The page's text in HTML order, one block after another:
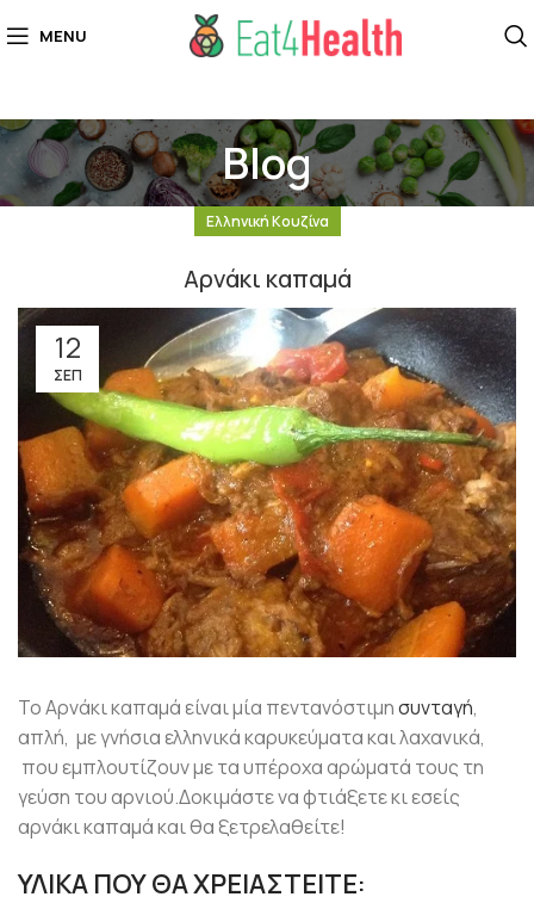
MENU
Blog
Ελληνική Κουζίνα
Aρνάκι καπαμά
12
ΣΕΠ
Το Αρνάκι καπαμά είναι μία πεντανόστιμησυνταγή,
απλή, με γνήσια ελληνικά καρυκεύματα και λαχανικά,
που εμπλουτίζουν με τα υπέροχα αρώματά τους τη
γεύση του αρνιού.Δοκιμάστε να φτιάξετε κι εσείς
αρνάκι καπαμά και θα ξετρελαθείτε!
ΥΛΙΚΑ ΠΟΥ ΘΑ ΧΡΕΙΑΣΤΕΙΤΕ: